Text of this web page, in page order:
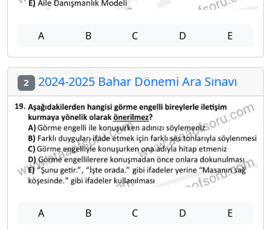
A B C D E
2 2024-2025 Bahar Dönemi Ara Sınavı
A B C D E